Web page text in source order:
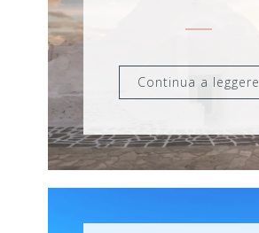
Continua a leggere